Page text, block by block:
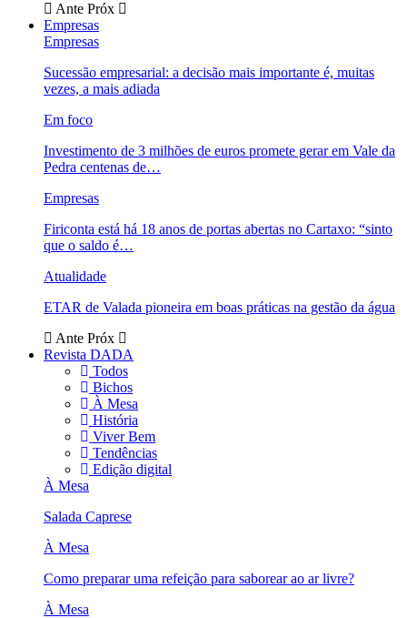
Ante Próx
Empresas
Empresas
Sucessão empresarial: a decisão mais importante é, muitas
vezes, a mais adiada
Em foco
Investimento de 3 milhões de euros promete gerar em Vale da
Pedra centenas de…
Empresas
Firiconta está há 18 anos de portas abertas no Cartaxo: “sinto
que o saldo é…
Atualidade
ETAR de Valada pioneira em boas práticas na gestão da água
Ante Próx
Revista DADA
Todos
Bichos
À Mesa
História
Viver Bem
Tendências
Edição digital
À Mesa
Salada Caprese
À Mesa
Como preparar uma refeição para saborear ao ar livre?
À Mesa